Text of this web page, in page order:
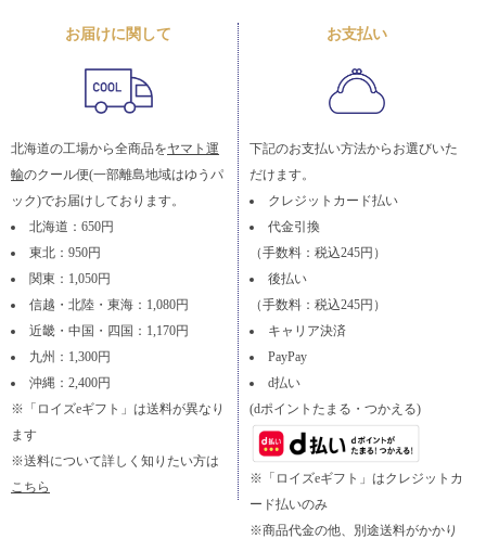
お届けに関して
北海道の工場から全商品をヤマト運
輸のクール便(一部離島地域はゆうパ
ック)でお届けしております。
北海道：650円
東北：950円
関東：1,050円
信越・北陸・東海：1,080円
近畿・中国・四国：1,170円
九州：1,300円
沖縄：2,400円
※「ロイズeギフト」は送料が異なり
ます
※送料について詳しく知りたい方は
こちら
お支払い
下記のお支払い方法からお選びいた
だけます。
クレジットカード払い
代金引換
（手数料：税込245円）
後払い
（手数料：税込245円）
キャリア決済
PayPay
d払い
(dポイントたまる・つかえる)
※「ロイズeギフト」はクレジットカ
ード払いのみ
※商品代金の他、別途送料がかかり